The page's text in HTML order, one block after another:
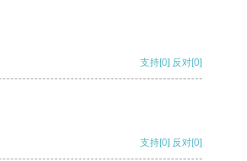
支持[0] 反对[0]
支持[0] 反对[0]